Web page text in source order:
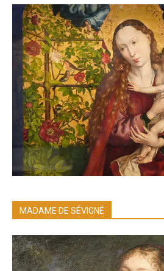
MADAME DE SÉVIGNÉ